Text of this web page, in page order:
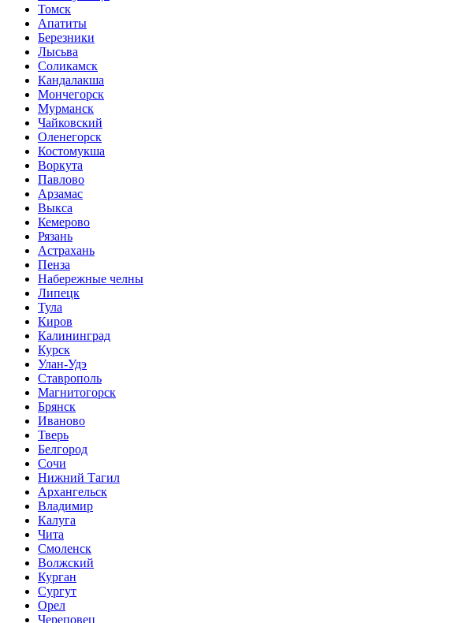
Томск
Апатиты
Березники
Лысьва
Соликамск
Кандалакша
Мончегорск
Мурманск
Чайковский
Оленегорск
Костомукша
Воркута
Павлово
Арзамас
Выкса
Кемерово
Рязань
Астрахань
Пенза
Набережные челны
Липецк
Тула
Киров
Калининград
Курск
Улан-Удэ
Ставрополь
Магнитогорск
Брянск
Иваново
Тверь
Белгород
Сочи
Нижний Тагил
Архангельск
Владимир
Калуга
Чита
Смоленск
Волжский
Курган
Сургут
Орел
Череповец